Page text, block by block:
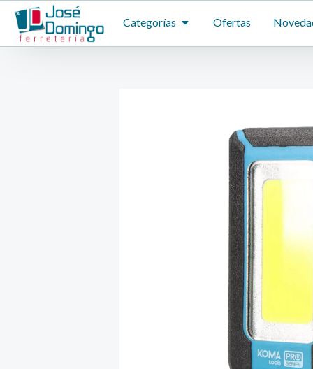
contenido
Categorías ABRIR CATEGORÍAS
Ofertas